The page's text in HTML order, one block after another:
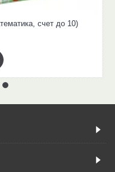
счет до 10)